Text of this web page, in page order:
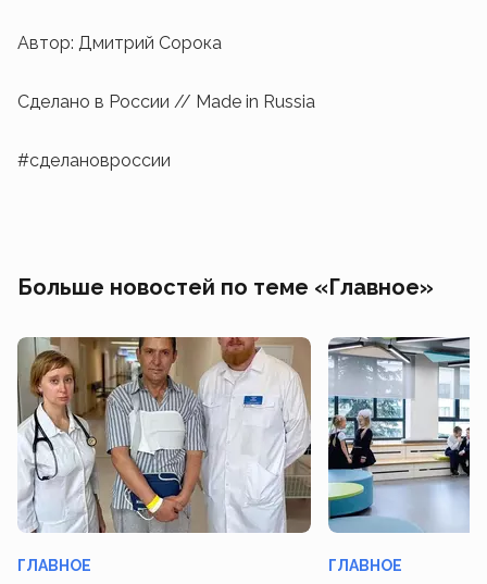
Автор: Дмитрий Сорока
Сделано в России // Made in Russia
#сделановроссии
Больше новостей по теме «Главное»
ГЛАВНОЕ ГЛАВНОЕ